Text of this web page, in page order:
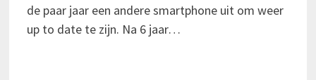
de paar jaar een andere smartphone uit om weer
up to date te zijn. Na 6 jaar…